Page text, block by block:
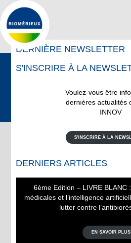
Aller
au
contenu
principalDERNIÈRE NEWSLETTER
S'INSCRIRE À LA
Voulez-vous être
dernières actualités
INNOV
S'INSCRIRE À LA
DERNIERS ARTICLES
6ème Edition – LIVRE BLANC
médicales et l’intelligence
lutter contre
EN SAVOIR PLUS
biomerieux.com
MENTIONS